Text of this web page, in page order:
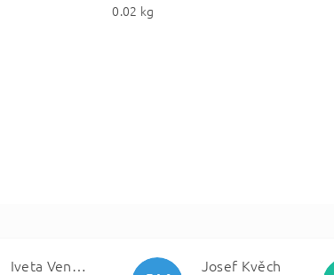
0.02 kg
Iveta Vencová Josef Kvěch